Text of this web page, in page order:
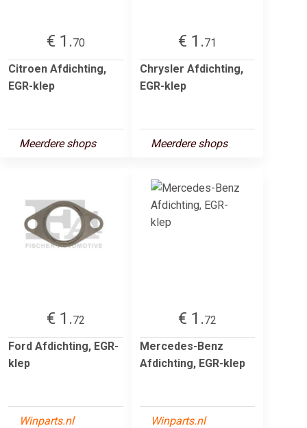
€ 1.70
Citroen Afdichting,
EGR-klep
Meerdere shops
€ 1.71
Chrysler Afdichting,
EGR-klep
Meerdere shops
€ 1.72
Ford Afdichting, EGR-
klep
Winparts.nl
€ 1.72
Mercedes-Benz
Afdichting, EGR-klep
Winparts.nl